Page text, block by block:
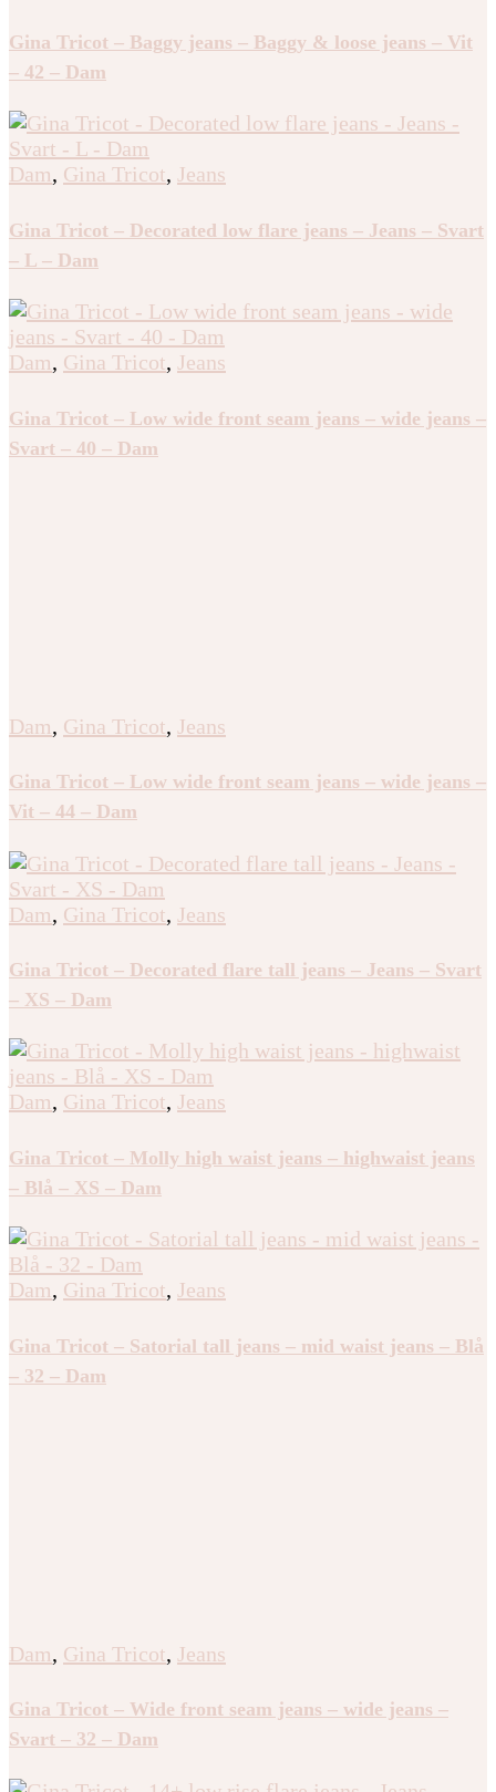
Gina Tricot – Baggy jeans – Baggy & loose jeans – Vit
– 42 – Dam
Dam, Gina Tricot, Jeans
Gina Tricot – Decorated low flare jeans – Jeans – Svart
– L – Dam
Dam, Gina Tricot, Jeans
Gina Tricot – Low wide front seam jeans – wide jeans –
Svart – 40 – Dam
Dam, Gina Tricot, Jeans
Gina Tricot – Low wide front seam jeans – wide jeans –
Vit – 44 – Dam
Dam, Gina Tricot, Jeans
Gina Tricot – Decorated flare tall jeans – Jeans – Svart
– XS – Dam
Dam, Gina Tricot, Jeans
Gina Tricot – Molly high waist jeans – highwaist jeans
– Blå – XS – Dam
Dam, Gina Tricot, Jeans
Gina Tricot – Satorial tall jeans – mid waist jeans – Blå
– 32 – Dam
Dam, Gina Tricot, Jeans
Gina Tricot – Wide front seam jeans – wide jeans –
Svart – 32 – Dam